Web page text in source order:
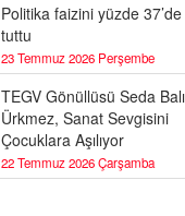
Politika faizini yüzde
tuttu
23 Temmuz 2026 Perşembe
TEGV Gönüllüsü Seda
Ürkmez, Sanat Sevgisini
Çocuklara Aşılıyor
22 Temmuz 2026 Çarşamba